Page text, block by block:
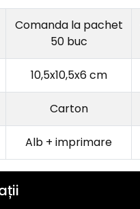
Comanda la pachet
50 buc
10,5x10,5x6 cm
Carton
Alb + imprimare